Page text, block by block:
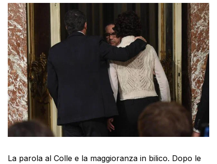
elettorale da affrontare. Prima dentro e poi fuori il PD
La parola al Colle e la maggioranza in bilico. Dopo le